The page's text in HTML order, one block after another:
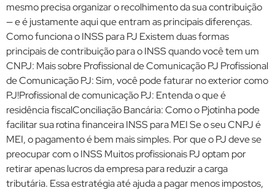
mesmo precisa organizar o recolhimento da sua contribuição
— e é justamente aqui que entram as principais diferenças.
Como funciona o INSS para PJ Existem duas formas
principais de contribuição para o INSS quando você tem um
CNPJ: Mais sobre Profissional de Comunicação PJ Profissional
de Comunicação PJ: Sim, você pode faturar no exterior como
PJ!Profissional de comunicação PJ: Entenda o que é
residência fiscalConciliação Bancária: Como o Pjotinha pode
facilitar sua rotina financeira INSS para MEI Se o seu CNPJ é
MEI, o pagamento é bem mais simples. Por que o PJ deve se
preocupar com o INSS Muitos profissionais PJ optam por
retirar apenas lucros da empresa para reduzir a carga
tributária. Essa estratégia até ajuda a pagar menos impostos,